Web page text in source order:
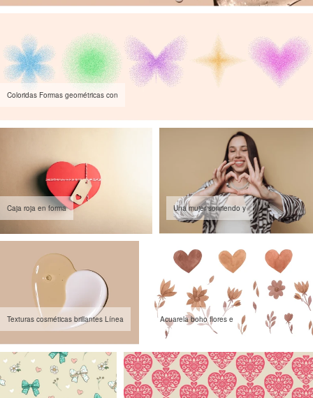
Coloridas Formas geométricas con
Caja roja en forma Una mujer sonriendo y
Texturas cosméticas brillantes Línea Acuarela boho flores e